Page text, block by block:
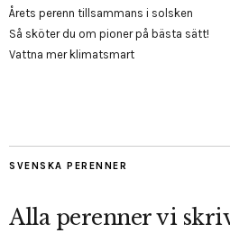
Årets perenn tillsammans i solsken
Så sköter du om pioner på bästa sätt!
Vattna mer klimatsmart
SVENSKA PERENNER
Alla perenner vi